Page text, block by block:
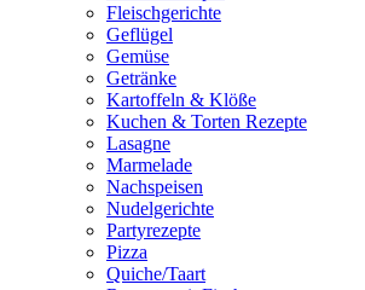
Fleischgerichte
Geflügel
Gemüse
Getränke
Kartoffeln & Klöße
Kuchen & Torten Rezepte
Lasagne
Marmelade
Nachspeisen
Nudelgerichte
Partyrezepte
Pizza
Quiche/Taart